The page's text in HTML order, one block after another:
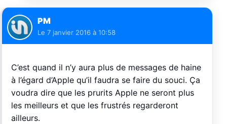
PM
Le 7 janvier 2016 à 10:58
C’est quand il n’y aura plus de messages de haine
à l’égard d’Apple qu’il faudra se faire du souci. Ça
voudra dire que les prurits Apple ne seront plus
les meilleurs et que les frustrés regarderont
ailleurs.